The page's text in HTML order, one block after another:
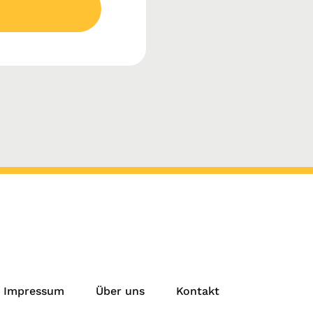
Impressum Über uns Kontakt